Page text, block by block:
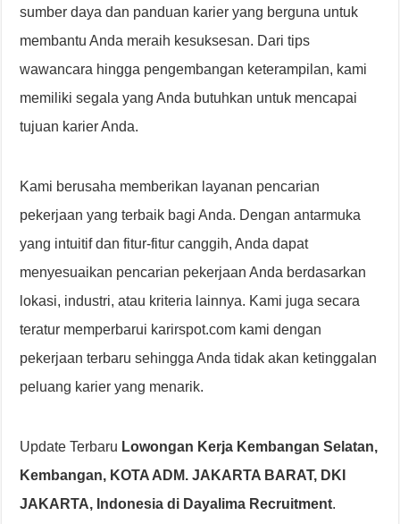
sumber daya dan panduan karier yang berguna untuk
membantu Anda meraih kesuksesan. Dari tips
wawancara hingga pengembangan keterampilan, kami
memiliki segala yang Anda butuhkan untuk mencapai
tujuan karier Anda.
Kami berusaha memberikan layanan pencarian
pekerjaan yang terbaik bagi Anda. Dengan antarmuka
yang intuitif dan fitur-fitur canggih, Anda dapat
menyesuaikan pencarian pekerjaan Anda berdasarkan
lokasi, industri, atau kriteria lainnya. Kami juga secara
teratur memperbarui karirspot.com kami dengan
pekerjaan terbaru sehingga Anda tidak akan ketinggalan
peluang karier yang menarik.
Update Terbaru Lowongan Kerja Kembangan Selatan,
Kembangan, KOTA ADM. JAKARTA BARAT, DKI
JAKARTA, Indonesia di Dayalima Recruitment.